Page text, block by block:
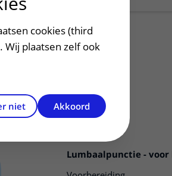
Lumbaalpunctie -
cookies (third
Wij plaatsen zelf ook
niet Akkoord